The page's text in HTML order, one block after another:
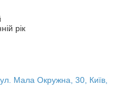
рік
Мала Окружна, 30, Київ,